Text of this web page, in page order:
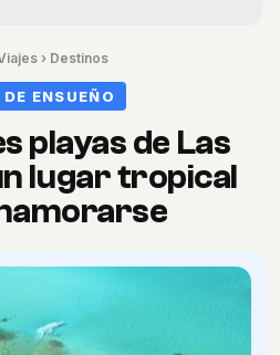
› Destinos
ENSUEÑO
playas de Las
lugar tropical